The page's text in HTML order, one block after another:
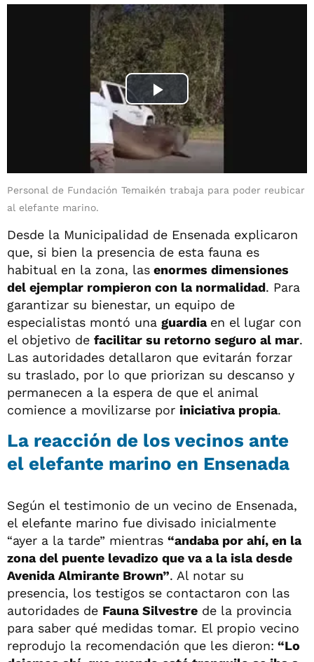
Personal de Fundación Temaikén trabaja para poder reubicar
al elefante marino.
Desde la Municipalidad de Ensenada explicaron
que, si bien la presencia de esta fauna es
habitual en la zona, las enormes dimensiones
del ejemplar rompieron con la normalidad. Para
garantizar su bienestar, un equipo de
especialistas montó una guardia en el lugar con
el objetivo de facilitar su retorno seguro al mar.
Las autoridades detallaron que evitarán forzar
su traslado, por lo que priorizan su descanso y
permanecen a la espera de que el animal
comience a movilizarse por iniciativa propia.
La reacción de los vecinos ante
el elefante marino en Ensenada
Según el testimonio de un vecino de Ensenada,
el elefante marino fue divisado inicialmente
“ayer a la tarde” mientras “andaba por ahí, en la
zona del puente levadizo que va a la isla desde
Avenida Almirante Brown”. Al notar su
presencia, los testigos se contactaron con las
autoridades de Fauna Silvestre de la provincia
para saber qué medidas tomar. El propio vecino
reprodujo la recomendación que les dieron: “Lo